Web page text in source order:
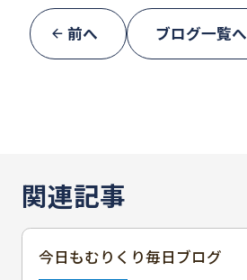
前へ ブログ一覧へ
関連記事
今日もむりくり毎日ブログ